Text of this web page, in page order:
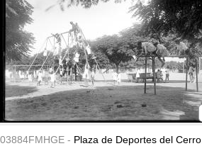
03884FMHGE - Plaza de Deportes del Cerro.